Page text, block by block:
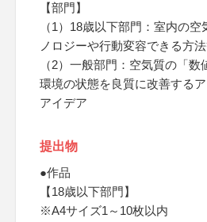
【部門】
（1）18歳以下部門：室内の
ノロジーや行動変容できる方
（2）一般部門：空気質の「
環境の状態を良質に改善する
アイデア
提出物
●作品
【18歳以下部門】
※A4サイズ1～10枚以内